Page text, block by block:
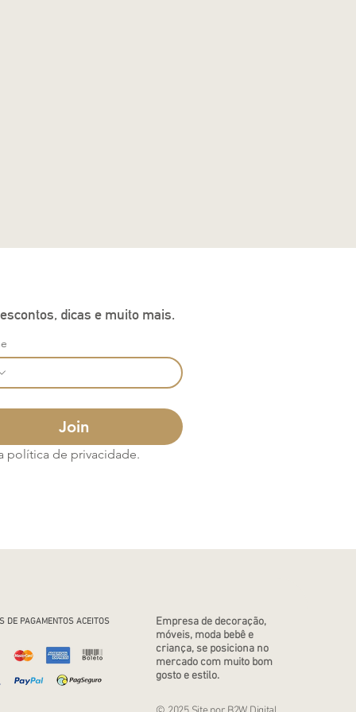
dicas e muito mais.
Join
política de privacidade.
DE PAGAMENTOS ACEITOS
Empresa de decoração,
móveis, moda bebê e
criança, se posiciona no
mercado com muito bom
gosto e estilo.